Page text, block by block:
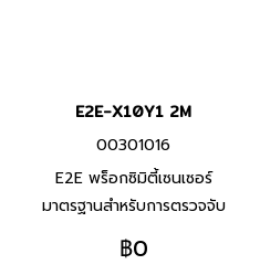
E2E-X10Y1 2M
00301016
E2E พร็อกซิมิตี้เซนเซอร์
มาตรฐานสำหรับการตรวจจับ
โลหะประเภทเหล็ก ทนต่อสภาพ
แวดล้อมด้วยสายมาตราฐานที่ทำ
฿0